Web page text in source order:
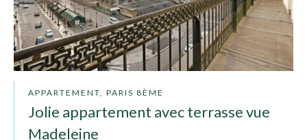
APPARTEMENT, PARIS 8ÈME
Jolie appartement avec terrasse vue
Madeleine